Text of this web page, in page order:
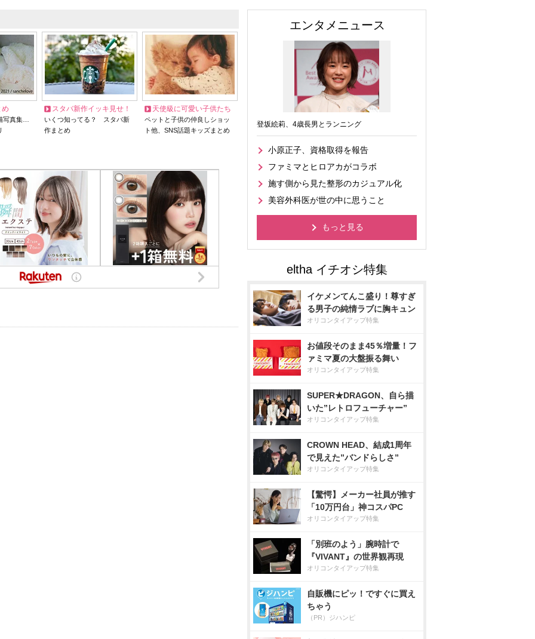
め
写真集…
スタバ新作イッキ見せ！
いくつ知ってる？ スタバ新
作まとめ
天使級に可愛い子供たち
ペットと子供の仲良しショッ
ト他、SNS話題キッズまとめ
エンタメニュース
登坂絵莉、4歳長男とランニング
小原正子、資格取得を報告
ファミマとヒロアカがコラボ
施す側から見た整形のカジュアル化
美容外科医が世の中に思うこと
もっと見る
イケメンてんこ盛り！尊すぎ
る男子の純情ラブに胸キュン
オリコンタイアップ特集
お値段そのまま45％増量！フ
ァミマ夏の大盤振る舞い
オリコンタイアップ特集
SUPER★DRAGON、自ら描
いた”レトロフューチャー”
オリコンタイアップ特集
CROWN HEAD、結成1周年
で見えた”バンドらしさ”
オリコンタイアップ特集
【驚愕】メーカー社員が推す
「10万円台」神コスパPC
オリコンタイアップ特集
「別班のよう」腕時計で
『VIVANT』の世界観再現
オリコンタイアップ特集
自販機にピッ！ですぐに買え
ちゃう
（PR）ジハンピ